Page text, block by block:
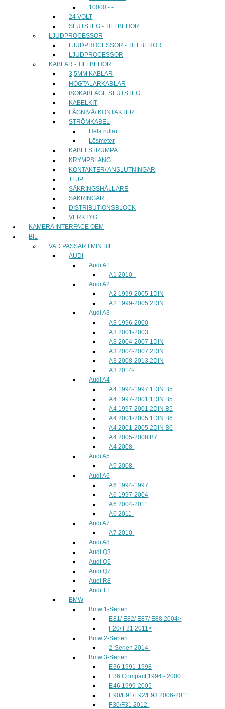
10000:- -
24 VOLT
SLUTSTEG - TILLBEHÖR
LJUDPROCESSOR
LJUDPROCESSOR - TILLBEHÖR
LJUDPROCESSOR
KABLAR - TILLBEHÖR
3,5MM KABLAR
HÖGTALARKABLAR
ISOKABLAGE SLUTSTEG
KABELKIT
LÅGNIVÅ/ KONTAKTER
STRÖMKABEL
Hela rullar
Lösmeter
KABELSTRUMPA
KRYMPSLANG
KONTAKTER/ ANSLUTNINGAR
TEJP
SÄKRINGSHÅLLARE
SÄKRINGAR
DISTRIBUTIONSBLOCK
VERKTYG
KAMERA INTERFACE OEM
BIL
VAD PASSAR I MIN BIL
AUDI
Audi A1
A1 2010 -
Audi A2
A2 1999-2005 1DIN
A2 1999-2005 2DIN
Audi A3
A3 1996-2000
A3 2001-2003
A3 2004-2007 1DIN
A3 2004-2007 2DIN
A3 2008-2013 2DIN
A3 2014-
Audi A4
A4 1994-1997 1DIN B5
A4 1997-2001 1DIN B5
A4 1997-2001 2DIN B5
A4 2001-2005 1DIN B6
A4 2001-2005 2DIN B6
A4 2005-2008 B7
A4 2008-
Audi A5
A5 2008-
Audi A6
A6 1994-1997
A6 1997-2004
A6 2004-2011
A6 2011-
Audi A7
A7 2010-
Audi A8
Audi Q3
Audi Q5
Audi Q7
Audi R8
Audi TT
BMW
Bmw 1-Serien
E81/ E82/ E87/ E88 2004>
F20/ F21 2011>
Bmw 2-Serien
2-Serien 2014-
Bmw 3-Serien
E36 1991-1998
E36 Compact 1994 - 2000
E46 1999-2005
E90/E91/E92/E93 2006-2011
F30/F31 2012-